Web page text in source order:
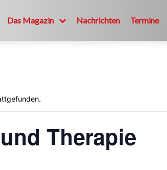
Das Magazin Nachrichten Termine
Therapie